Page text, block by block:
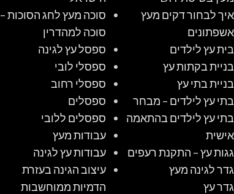
איך לבחור דקים מעץ
אשפתונים
בית עץ לילדים
בניית בקתות עץ
בניית בתי עץ
בתי עץ לילדים – מבחר
בתי עץ לילדים בהתאמה
אישית
גגות עץ – התקנת רעפים
גדר לגינה מעץ
גדר עץ
סוכה מעץ לחג הסוכות –
סוכה למהדרין
ספסל עץ לגינה
ספסלי לובי
ספסלי רחוב
ספסלים
ספסלים ללובי
עבודות מעץ
עבודות עץ לגינה
עיצוב הגינה בעזרת
הדמיות ממוחשבות